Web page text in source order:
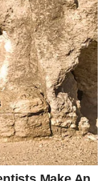
hrskavost.
na 200°C
ne postanu zlatno
kalupa i ostavite